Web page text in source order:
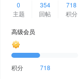
0
主题
354
回帖
718
积分
高级会员
积分 718